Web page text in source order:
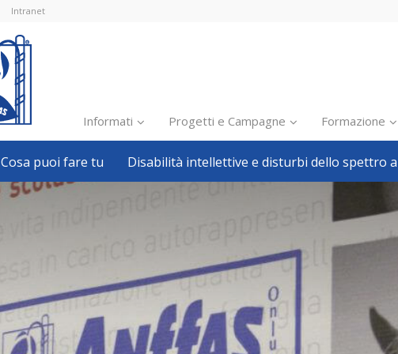
Intranet
Informati
Inclusione scolastica
Inclusione lavorativa
Politiche sociali
Pillole
Formazione
Avvisi, bandi
Welfare locale
Progetti e Campagne Formazione
Cosa puoi fare tu Disabilità intellettive e disturbi dello spettro